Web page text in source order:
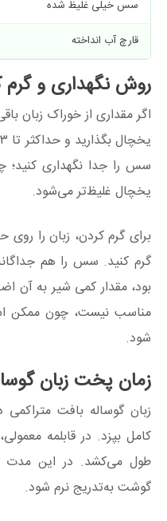
سس خیلی غلیظ شده
قارچ آب انداخته
روش نگهداری و
اگر مقداری از خوراک زبان
سس را جدا نگهداری
یخچال غلیظ‌تر می‌شود.
برای گرم کردن، زبان را روی
گرم کنید. سس را هم
بود، مقدار کمی شیر به آن
مناسب نیست، چون ممکن
شود.
زمان پخت زبان
زبان گوساله بافت
طول می‌کشد. در این مدت
گوشت به‌تدریج نرم شود.